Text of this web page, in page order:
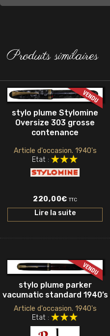
Produits similaires
stylo plume Stylomine
Oversize 303 grosse
contenance
Article d'occasion. 1940's
Etat :
220,00€ TTC
Lire la suite
stylo plume parker
vacumatic standard 1940’s
Article d'occasion. 1940's
Etat :